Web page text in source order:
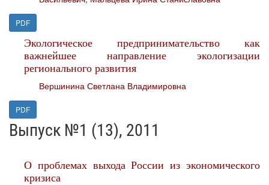
PDF
Экологическое предпринимательство как
важнейшее направление экологизации
регионального развития
Вершинина Светлана Владимировна
PDF
Выпуск №1 (13), 2011
О проблемах выхода России из экономического
кризиса